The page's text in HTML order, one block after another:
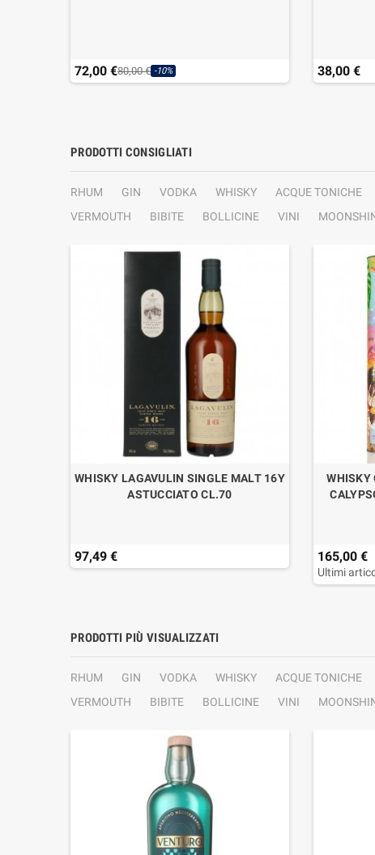
72,00 €80,00 € -10% 38,00 €
PRODOTTI CONSIGLIATI
RHUM GIN VODKA WHISKY ACQUE TONICHE
VERMOUTH
BIBITE BOLLICINE VINI
WHISKY LAGAVULIN SINGLE MALT 16Y
ASTUCCIATO CL.70
97,49 €
WHISKY
165,00 €
Ultimi
PRODOTTI PIÙ VISUALIZZATI
RHUM GIN VODKA WHISKY ACQUE TONICHE
VERMOUTH
BIBITE BOLLICINE VINI